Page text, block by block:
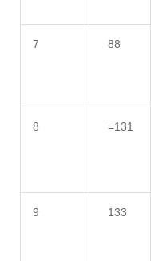
7 88
8 =131
9 133